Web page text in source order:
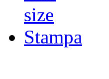
Stampa